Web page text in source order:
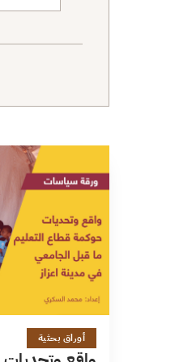
23 دقائق
أوراق بحثية